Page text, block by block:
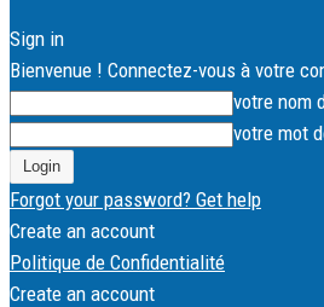
Sign in
Bienvenue ! Connectez-vous à votre
votre nom
votre mot
Forgot your password? Get help
Create an account
Politique de Confidentialité
Create an account